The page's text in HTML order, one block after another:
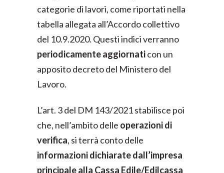
categorie di lavori, come riportati nella
tabella allegata all’Accordo collettivo
del 10.9.2020. Questi indici verranno
periodicamente aggiornaticon un
apposito decreto del Ministero del
Lavoro.
L’art. 3 del DM 143/2021 stabilisce poi
che, nell’ambito delle operazioni di
verifica, si terrà conto delle
informazioni dichiarate dall’impresa
principale alla Cassa Edile/Edilcassa